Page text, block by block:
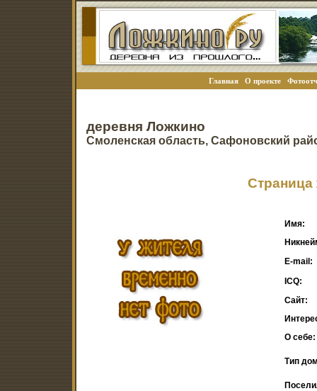
Главная О проекте
деревня Ложкино
Смоленская область, Сафоновский
Страница
Имя:
E-mail:
ICQ:
Сайт:
О себе:
Тип